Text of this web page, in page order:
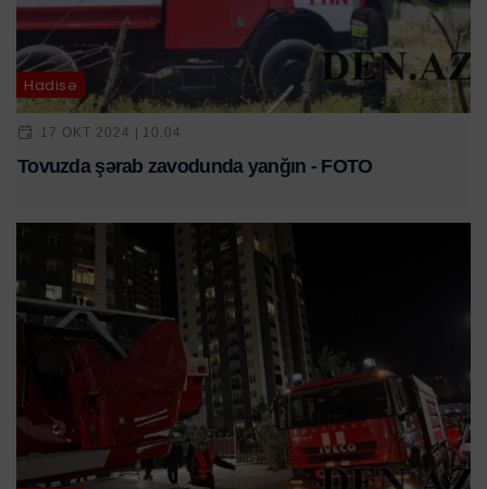
Hadisə
17 OKT 2024 | 10:04
Tovuzda şərab zavodunda yanğın - FOTO